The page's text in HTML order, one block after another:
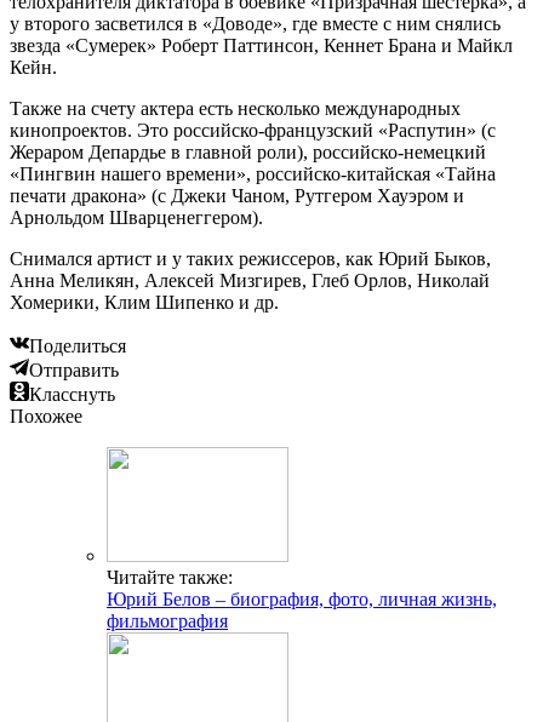
у второго засветился в «Доводе», где вместе с ним снялись
звезда «Сумерек» Роберт Паттинсон, Кеннет Брана и Майкл
Кейн.
Также на счету актера есть несколько международных
кинопроектов. Это российско-французский «Распутин» (с
Жераром Депардье в главной роли), российско-немецкий
«Пингвин нашего времени», российско-китайская «Тайна
печати дракона» (с Джеки Чаном, Рутгером Хауэром и
Арнольдом Шварценеггером).
Снимался артист и у таких режиссеров, как Юрий Быков,
Анна Меликян, Алексей Мизгирев, Глеб Орлов, Николай
Хомерики, Клим Шипенко и др.
Поделиться
Отправить
Класснуть
Похожее
Читайте также:
Юрий Белов – биография, фото, личная жизнь,
фильмография